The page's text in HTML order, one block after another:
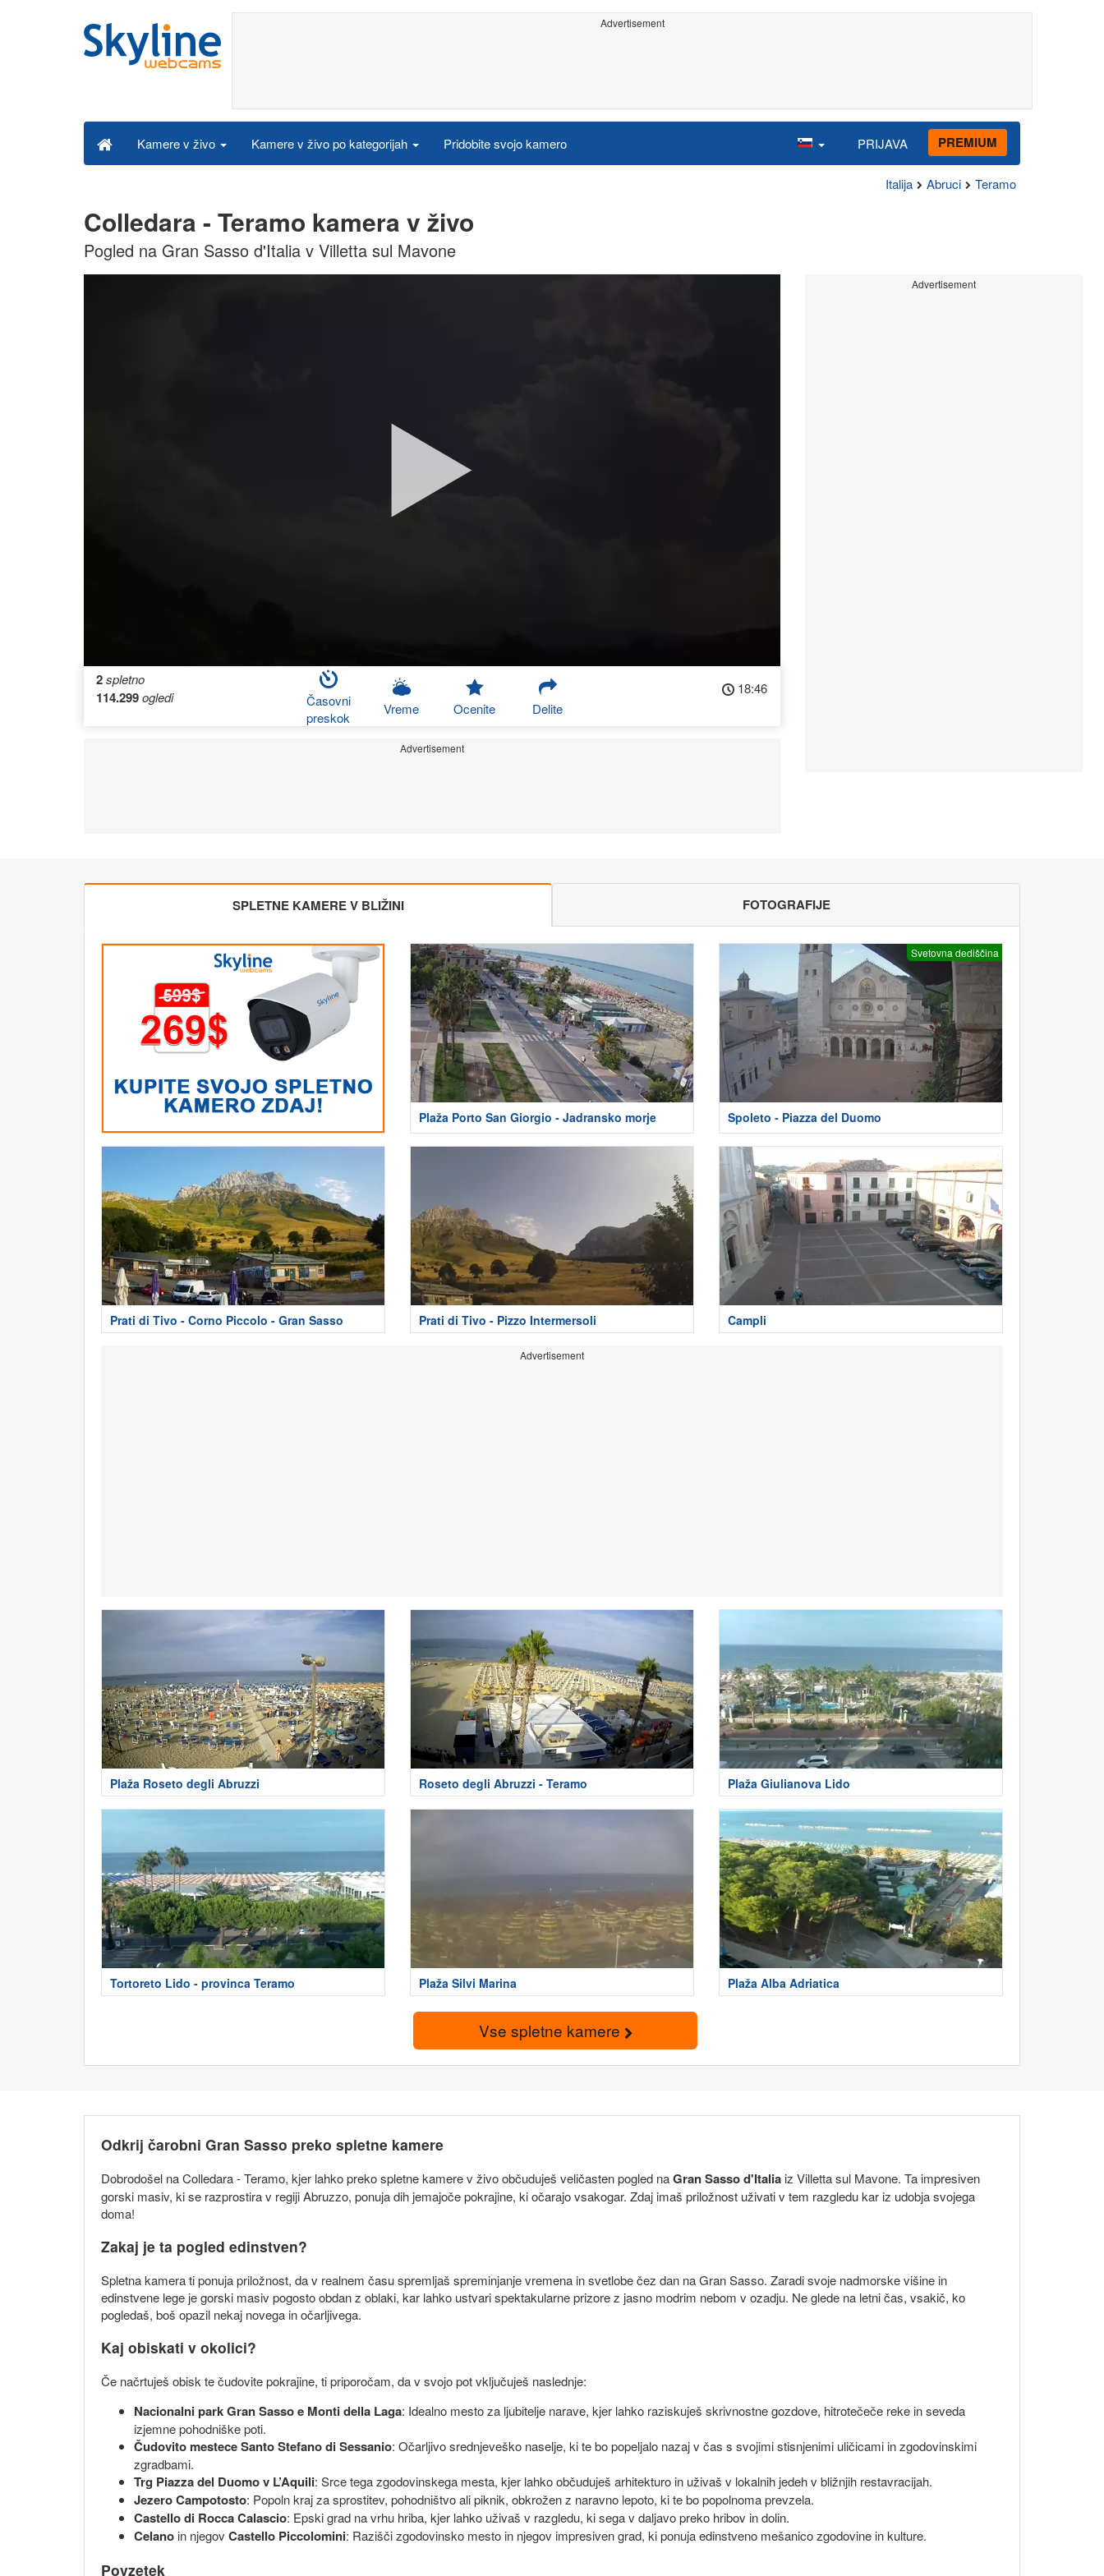
Advertisement
Kamere v živo Kamere v živo po kategorijah Pridobite svojo kamero PRIJAVA PREMIUM
Italija Abruci Teramo
Colledara - Teramo kamera v živo
Pogled na Gran Sasso d'Italia v Villetta sul Mavone
2spletno
114.299ogledi
Časovni
preskok
Vreme Ocenite Delite
18:46
Advertisement
Advertisement
SPLETNE KAMERE V BLIŽINI FOTOGRAFIJE
Plaža Porto San Giorgio - Jadransko morje
Svetovna dediščina
Spoleto - Piazza del Duomo
Prati di Tivo - Corno Piccolo - Gran Sasso Prati di Tivo - Pizzo Intermersoli Campli
Advertisement
Plaža Roseto degli Abruzzi Roseto degli Abruzzi - Teramo Plaža Giulianova Lido
Tortoreto Lido - provinca Teramo Plaža Silvi Marina Plaža Alba Adriatica
Vse spletne kamere
Odkrij čarobni Gran Sasso preko spletne kamere
Dobrodošel na Colledara - Teramo, kjer lahko preko spletne kamere v živo občuduješ veličasten pogled naGran Sasso d'Italia iz Villetta sul Mavone. Ta impresiven
gorski masiv, ki se razprostira v regiji Abruzzo, ponuja dih jemajoče pokrajine, ki očarajo vsakogar. Zdaj imaš priložnost uživati v tem razgledu kar iz udobja svojega
doma!
Zakaj je ta pogled edinstven?
Spletna kamera ti ponuja priložnost, da v realnem času spremljaš spreminjanje vremena in svetlobe čez dan na Gran Sasso. Zaradi svoje nadmorske višine in
edinstvene lege je gorski masiv pogosto obdan z oblaki, kar lahko ustvari spektakularne prizore z jasno modrim nebom v ozadju. Ne glede na letni čas, vsakič, ko
pogledaš, boš opazil nekaj novega in očarljivega.
Kaj obiskati v okolici?
Če načrtuješ obisk te čudovite pokrajine, ti priporočam, da v svojo pot vključuješ naslednje:
Nacionalni park Gran Sasso e Monti della Laga: Idealno mesto za ljubitelje narave, kjer lahko raziskuješ skrivnostne gozdove, hitrotečeče reke in seveda
izjemne pohodniške poti.
Čudovito mestece Santo Stefano di Sessanio: Očarljivo srednjeveško naselje, ki te bo popeljalo nazaj v čas s svojimi stisnjenimi uličicami in zgodovinskimi
zgradbami.
Trg Piazza del Duomo v L’Aquili: Srce tega zgodovinskega mesta, kjer lahko občuduješ arhitekturo in uživaš v lokalnih jedeh v bližnjih restavracijah.
Jezero Campotosto: Popoln kraj za sprostitev, pohodništvo ali piknik, obkrožen z naravno lepoto, ki te bo popolnoma prevzela.
Castello di Rocca Calascio: Epski grad na vrhu hriba, kjer lahko uživaš v razgledu, ki sega v daljavo preko hribov in dolin.
Celano in njegov Castello Piccolomini: Razišči zgodovinsko mesto in njegov impresiven grad, ki ponuja edinstveno mešanico zgodovine in kulture.
Povzetek